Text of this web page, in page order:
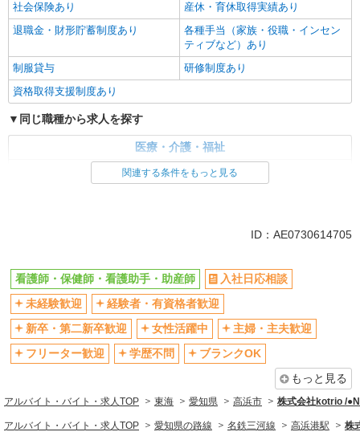
社会保険あり
産休・育休取得実績あり
退職金・財形貯蓄制度あり
各種手当（家族・役職・インセン
ティブなど）あり
制服貸与
研修制度あり
資格取得支援制度あり
同じ職種から求人を探す
医療・介護・福祉
看護師・保健師・看護助手・助産師
交通費支給
社会保険あり
産休・育休取得実績あり
関連する条件をもっと見る
ID：AE0730614705
看護師・保健師・看護助手・助産師
入社日応相談
未経験歓迎
経験者・有資格者歓迎
新卒・第二新卒歓迎
女性活躍中
主婦・主夫歓迎
フリーター歓迎
学歴不問
ブランクOK
もっと見る
アルバイト・バイト・求人TOP 東海 愛知県 高浜市 株式会社kotrio /
アルバイト・バイト・求人TOP 愛知県の路線 名鉄三河線 高浜港駅 株